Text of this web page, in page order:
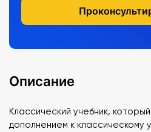
Описание
Классический учебник,
дополнением к классическому